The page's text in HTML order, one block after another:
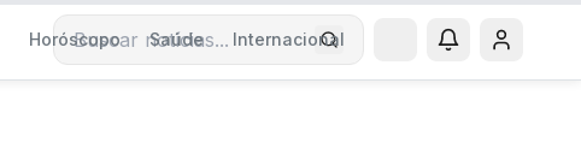
Horóscopo Saúde Internacional
Buscar notícias